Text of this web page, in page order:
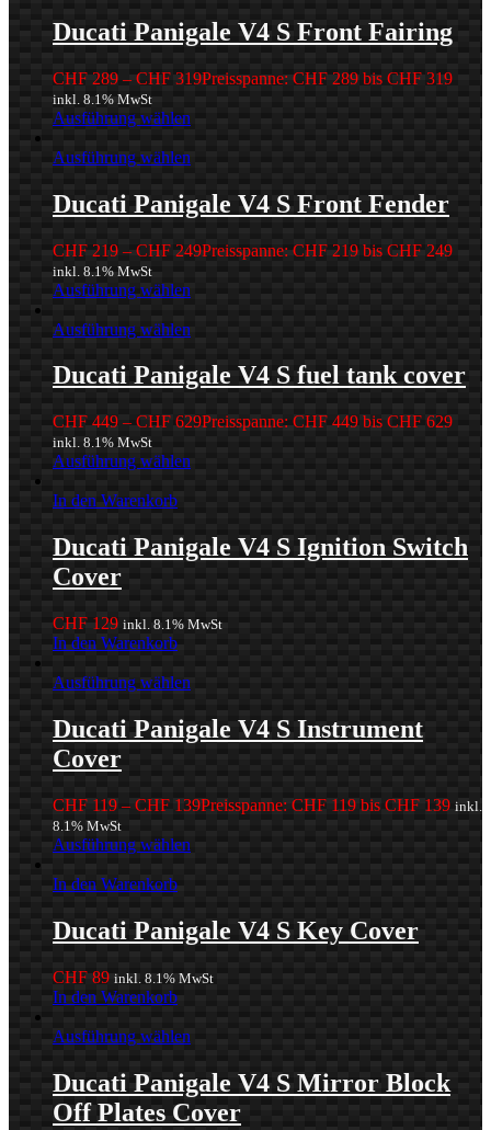
Ducati Panigale V4 S Front Fairing
CHF 289 –CHF 319Preisspanne: CHF 289 bis CHF 319
inkl. 8.1% MwSt
Ausführung wählen
Ausführung wählen
Ducati Panigale V4 S Front Fender
CHF 219 –CHF 249Preisspanne: CHF 219 bis CHF 249
inkl. 8.1% MwSt
Ausführung wählen
Ausführung wählen
Ducati Panigale V4 S fuel tank cover
CHF 449 – CHF 629Preisspanne: CHF 449 bis CHF 629
inkl. 8.1% MwSt
Ausführung wählen
In den Warenkorb
Ducati Panigale V4 S Ignition Switch
Cover
CHF 129 inkl. 8.1% MwSt
In den Warenkorb
Ausführung wählen
Ducati Panigale V4 S Instrument
Cover
CHF 119 – CHF 139Preisspanne: CHF 119 bis CHF 139 inkl.
8.1% MwSt
Ausführung wählen
In den Warenkorb
Ducati Panigale V4 S Key Cover
CHF 89 inkl. 8.1% MwSt
In den Warenkorb
Ausführung wählen
Ducati Panigale V4 S Mirror Block
Off Plates Cover